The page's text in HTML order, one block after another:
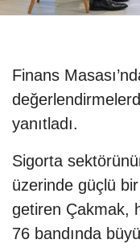
Finans
yanıtladı.
Sigorta
üzerinde güçlü
getiren Çakmak,
76 bandında